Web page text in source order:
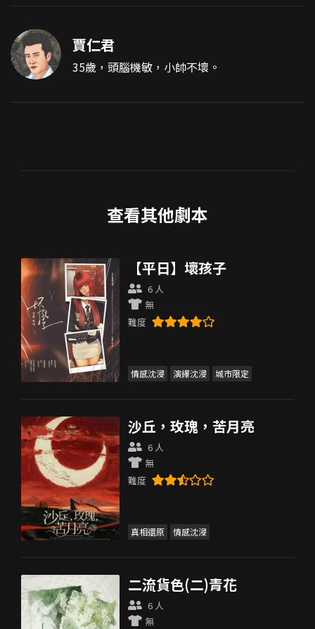
賈仁君
35歲，頭腦機敏，小帥不壞。
查看其他劇本
【平日】壞孩子
6 人
無
難度
情感沈浸 演繹沈浸 城市限定
沙丘，玫瑰，苦月亮
6 人
無
難度
真相還原 情感沈浸
二流貨色(二)青花
6 人
無